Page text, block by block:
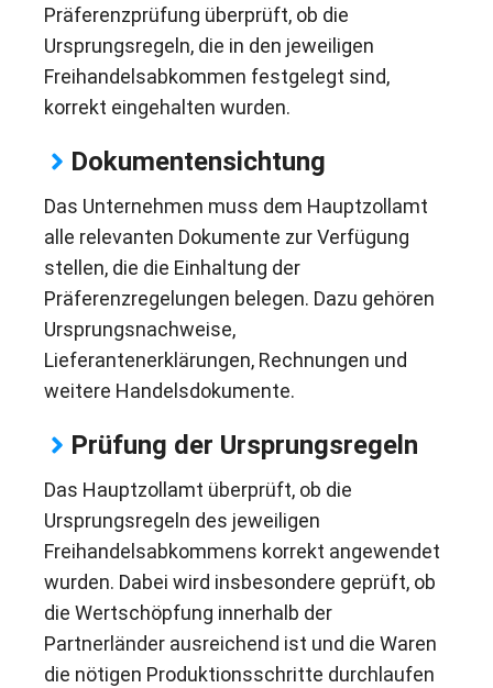
Präferenzprüfung überprüft, ob die
Ursprungsregeln, die in den jeweiligen
Freihandelsabkommen festgelegt sind,
korrekt eingehalten wurden.
Dokumentensichtung
Das Unternehmen muss dem Hauptzollamt
alle relevanten Dokumente zur Verfügung
stellen, die die Einhaltung der
Präferenzregelungen belegen. Dazu gehören
Ursprungsnachweise,
Lieferantenerklärungen, Rechnungen und
weitere Handelsdokumente.
Prüfung der Ursprungsregeln
Das Hauptzollamt überprüft, ob die
Ursprungsregeln des jeweiligen
Freihandelsabkommens korrekt angewendet
wurden. Dabei wird insbesondere geprüft, ob
die Wertschöpfung innerhalb der
Partnerländer ausreichend ist und die Waren
die nötigen Produktionsschritte durchlaufen